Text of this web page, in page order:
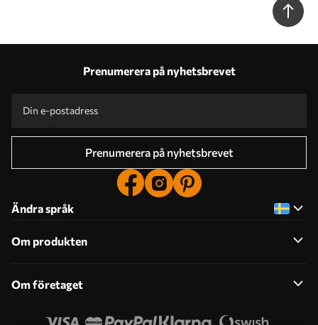
Prenumerera på nyhetsbrevet
Prenumerera på nyhetsbrevet
Ändra språk
Om produkten
Om företaget